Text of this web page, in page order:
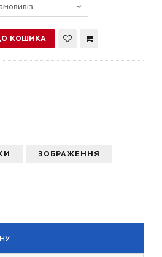
ЗОБРАЖЕННЯ